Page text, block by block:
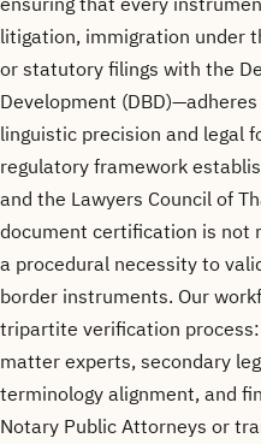
litigation, immigration under
or statutory filings with the
Development
linguistic precision and legal
regulatory framework
and the Lawyers Council of
document certification is not
a procedural necessity to
border instruments. Our
tripartite verification
matter experts, secondary
terminology alignment, and
Notary Public Attorneys or